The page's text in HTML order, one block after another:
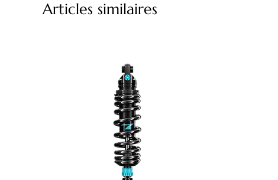
Articles similaires